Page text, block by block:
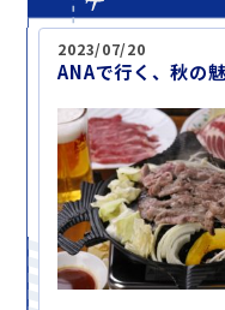
2023/07/20
ANAで行く、秋の